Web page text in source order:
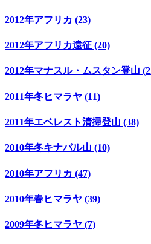
2012年アフリカ (23)
2012年アフリカ遠征 (20)
2012年マナスル・ムスタン登山
2011年冬ヒマラヤ (11)
2011年エベレスト清掃登山 (38)
2010年冬キナバル山 (10)
2010年アフリカ (47)
2010年春ヒマラヤ (39)
2009年冬ヒマラヤ (7)